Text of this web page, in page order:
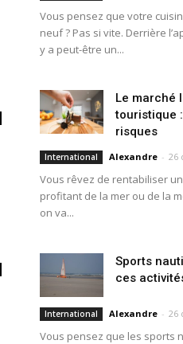
Vous pensez que votre
neuf ? Pas si vite. Derrière
y a peut-être un...
Le marché
touristique
risques
International Alexandre - 26
Vous rêvez de rentabiliser
profitant de la mer ou de la
on va...
Sports
ces
International Alexandre - 26
Vous pensez que les sports